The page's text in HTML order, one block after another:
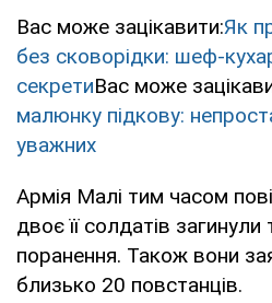
Вас може зацікавити:Як
без сковорідки: шеф-
секретиВас може
малюнку підкову:
уважних
Армія Малі тим часом
двоє її солдатів
поранення. Також вони
близько 20 повстанців.